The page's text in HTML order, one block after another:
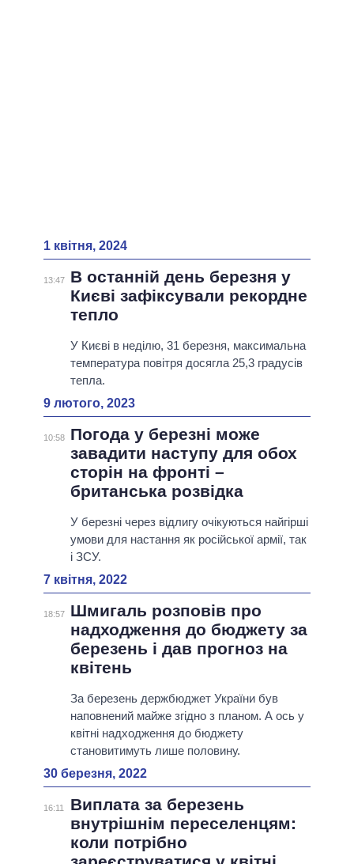
1 квітня, 2024
13:47
В останній день березня у
Києві зафіксували рекордне
тепло
У Києві в неділю, 31 березня, максимальна
температура повітря досягла 25,3 градусів
тепла.
9 лютого, 2023
10:58
Погода у березні може
завадити наступу для обох
сторін на фронті –
британська розвідка
У березні через відлигу очікуються найгірші
умови для настання як російської армії, так
і ЗСУ.
7 квітня, 2022
18:57
Шмигаль розповів про
надходження до бюджету за
березень і дав прогноз на
квітень
За березень держбюджет України був
наповнений майже згідно з планом. А ось у
квітні надходження до бюджету
становитимуть лише половину.
30 березня, 2022
16:11
Виплата за березень
внутрішнім переселенцям:
коли потрібно